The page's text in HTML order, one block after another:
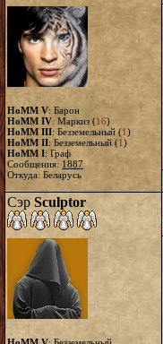
HoMM V: Барон
HoMM IV: Маркиз (16)
HoMM III: Безземельный (1)
HoMM II: Безземельный (1)
HoMM I: Граф
Сообщения: 1887
Откуда: Беларусь
Сэр Sculptor